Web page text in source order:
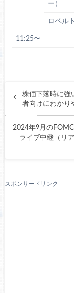
ー）
ロベル
11:25〜
株価下落時に強
者向けにわかり
2024年9月の
ライブ中継（リ
スポンサードリンク